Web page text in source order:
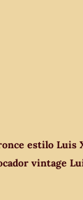
estilo Luis
vintage